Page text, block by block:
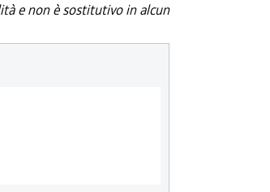
e non è sostitutivo in alcun